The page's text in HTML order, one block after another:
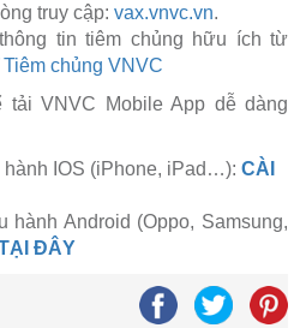
truy cập: vax.vnvc.vn.
tin tiêm chủng hữu ích từ
chủng VNVC
tải VNVC Mobile App dễ dàng
IOS (iPhone, iPad…): CÀI
Android (Oppo, Samsung,
ĐÂY